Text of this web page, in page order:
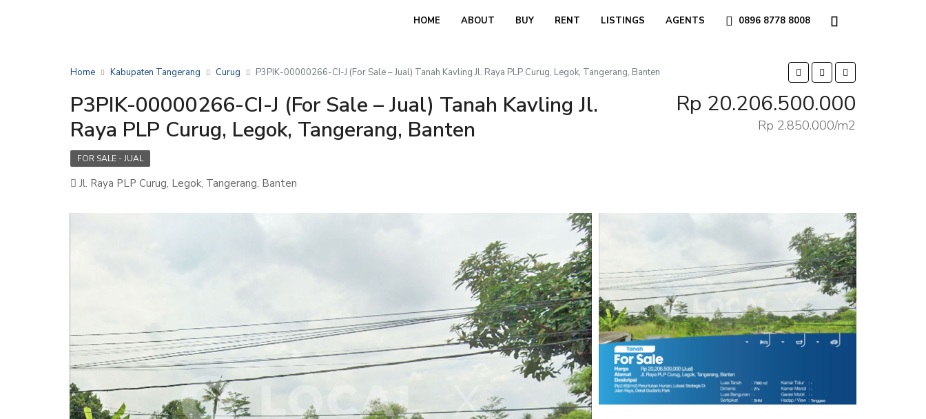
HOME ABOUT BUY RENT LISTINGS AGENTS 0896 8778 8008
Home Kabupaten Tangerang Curug P3PIK-00000266-CI-J (For Sale – Jual) Tanah Kavling Jl. Raya PLP Curug, Legok, Tangerang, Banten
P3PIK-00000266-CI-J (For Sale – Jual) Tanah Kavling Jl.
Raya PLP Curug, Legok, Tangerang, Banten
Rp 20.206.500.000
Rp 2.850.000/m2
FOR SALE - JUAL
Jl. Raya PLP Curug, Legok, Tangerang, Banten